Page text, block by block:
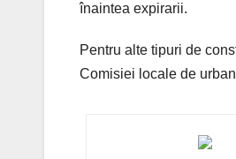
înaintea expirarii.
Pentru alte tipuri de
Comisiei locale de